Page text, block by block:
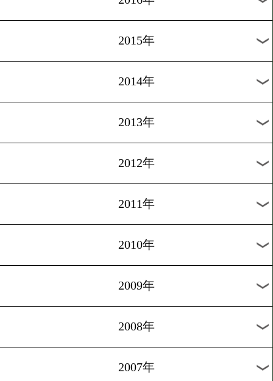
2024年
2023年
2022年
2021年
2020年
2019年
2018年
2017年